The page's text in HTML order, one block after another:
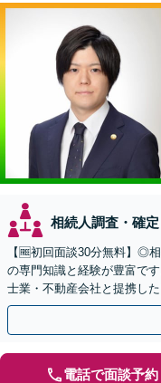
相続人調査・確定
【🆓初回面談30分無料】◎
の専門知識と経験が豊富で
士業・不動産会社と提携し
｜カード・分割払い可】
電話で面談予約